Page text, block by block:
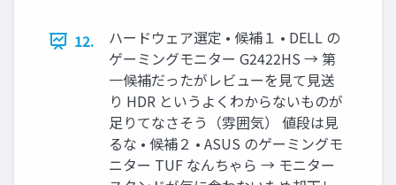
12.
ハードウェア選定 • 候補１ • DELL の
ゲーミングモニター G2422HS → 第
一候補だったがレビューを見て見送
り HDR というよくわからないものが
足りてなさそう（雰囲気） 値段は見
るな • 候補２ • ASUS のゲーミングモ
ニター TUF なんちゃら → モニター